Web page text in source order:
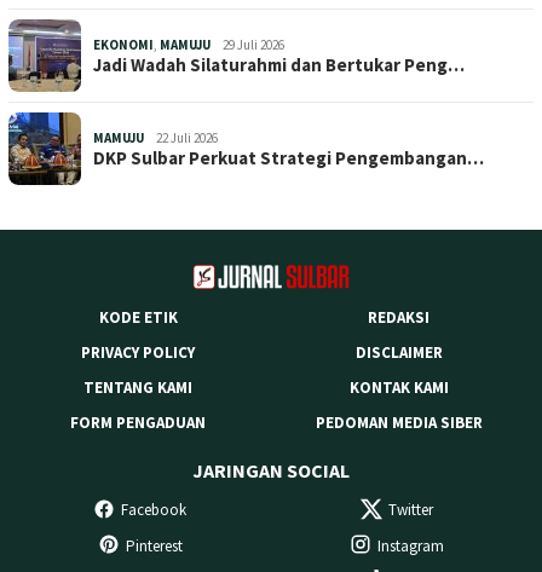
EKONOMI, MAMUJU 29 Juli 2026
Jadi Wadah Silaturahmi dan Bertukar Peng…
MAMUJU 22 Juli 2026
DKP Sulbar Perkuat Strategi Pengembangan…
KODE ETIK
REDAKSI
PRIVACY POLICY
DISCLAIMER
TENTANG KAMI
KONTAK KAMI
FORM PENGADUAN
PEDOMAN MEDIA SIBER
JARINGAN SOCIAL
Facebook
Twitter
Pinterest
Instagram